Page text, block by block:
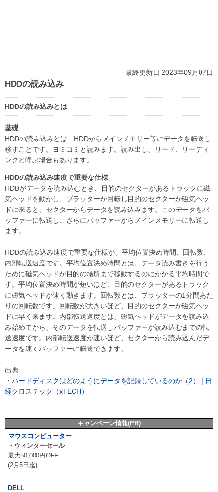
最終更新日 2023年09月07日
HDDの読み込み
HDDの読み込みとは
基礎
HDDの読み込みとは、HDDからメインメモリー等にデータを転送し
移すことです。ヨミコミと読みます。読み出し、リード、リーディ
ングと呼ぶ場合もあります。
HDDの読み込み速度で重要な仕様
HDDがデータを読み込むとき、目的のセクターがあるトラックに磁
気ヘッドを動かし、プラッターが回転し目的のセクターが磁気ヘッ
ドに来ると、セクターからデータを読み込みます。このデータをバ
ッファーに転送し、さらにバッファーからメインメモリーに転送し
ます。
HDDの読み込み速度で重要な仕様が、平均位置決め時間、回転数、
内部転送速度です。平均位置決め時間とは、データ読み書きを行う
ために磁気ヘッドが目的の場所まで移動するのにかかる平均時間で
す。平均位置決め時間が短いほど、目的のセクターがあるトラック
に磁気ヘッドが速く動きます。回転数とは、プラッターの1分間あた
りの回転数です。回転数が大きいほど、目的のセクターが磁気ヘッ
ドに早く来ます。内部転送速度とは、磁気ヘッドがデータを読み込
み始めてから、そのデータを転送しバッファーが読み込むまでの転
送速度です。内部転送速度が速いほど、セクターから読み込んだデ
ータを速くバッファーに転送できます。
出典
・ ハードディスクはどのようにデータを記録しているのか（2） | 日
経クロステック（xTECH）
キャンペーン情報(PR)
マウスコンピューター
・ウィンターセール
最大50,000円OFF
(2月5日迄)
DELL